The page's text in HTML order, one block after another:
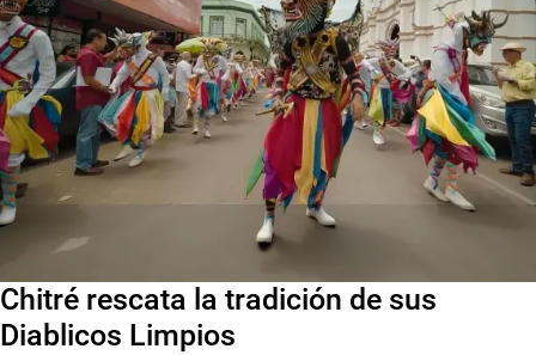
Chitré rescata la tradición de sus
Diablicos Limpios